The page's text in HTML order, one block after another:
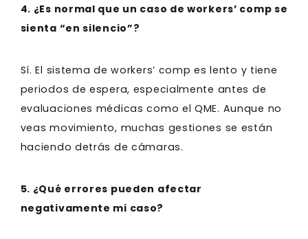
4. ¿Es normal que un caso de workers’ comp se
sienta “en silencio”?
Sí. El sistema de workers’ comp es lento y tiene
periodos de espera, especialmente antes de
evaluaciones médicas como el QME. Aunque no
veas movimiento, muchas gestiones se están
haciendo detrás de cámaras.
5. ¿Qué errores pueden afectar
negativamente mi caso?